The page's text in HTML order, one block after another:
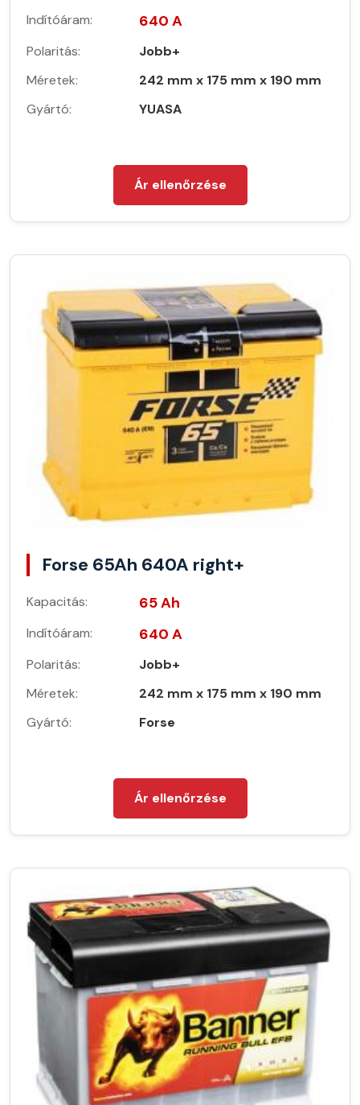
Indítóáram: 640 A
Polaritás:
Jobb+
Méretek:
242 mm x 175 mm x 190 mm
Gyártó:
YUASA
Ár ellenőrzése
Forse 65Ah 640A right+
Kapacitás: 65 Ah
Indítóáram: 640 A
Polaritás:
Jobb+
Méretek:
242 mm x 175 mm x 190 mm
Gyártó:
Forse
Ár ellenőrzése